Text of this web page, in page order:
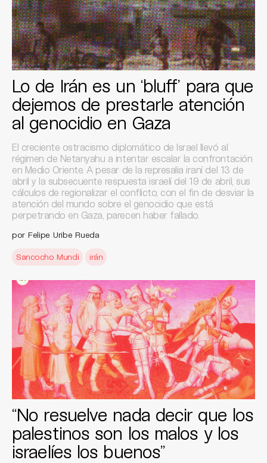
Lo de Irán es un ‘bluff’ para que
dejemos de prestarle atención
al genocidio en Gaza
El creciente ostracismo diplomático de Israel llevó al
régimen de Netanyahu a intentar escalar la confrontación
en Medio Oriente. A pesar de la represalia iraní del 13 de
abril y la subsecuente respuesta israelí del 19 de abril, sus
cálculos de regionalizar el conflicto, con el fin de desviar la
atención del mundo sobre el genocidio que está
perpetrando en Gaza, parecen haber fallado.
por Felipe Uribe Rueda
Sancocho Mundi irán
“No resuelve nada decir que los
palestinos son los malos y los
israelíes los buenos”